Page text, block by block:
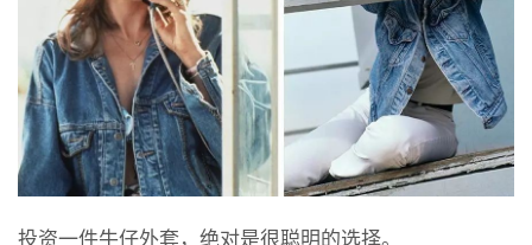
投资一件牛仔外套，绝对是很聪明的选择。